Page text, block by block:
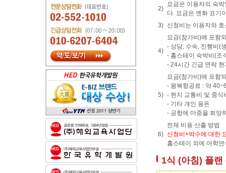
2)
요금은 이용자의 숙
다. 요금은 엔화 표기
3) 신청비는 이용자와
4)
요금(참가비)에 포함
- 상담, 수속, 진행비(
- 홈스테이 숙박비(조
- 24시간 긴급 연락
5)
요금(참가비)에 포함
- 왕복항공료 : 약
- 현지 교통비 및 중식
- 기타 개인 용돈
- 공항에 마중을 희망
6)
전체 비용 산출 방법
신청비+박수에 대한
홈스테이 외에 어학
1식 (아침) 플